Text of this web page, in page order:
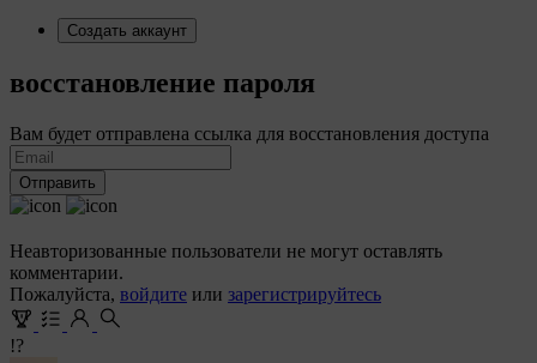
Создать аккаунт
восстановление пароля
Вам будет отправлена ссылка для восстановления доступа
Отправить
Неавторизованные пользователи не могут оставлять
комментарии.
Пожалуйста, войдите или зарегистрируйтесь
!?